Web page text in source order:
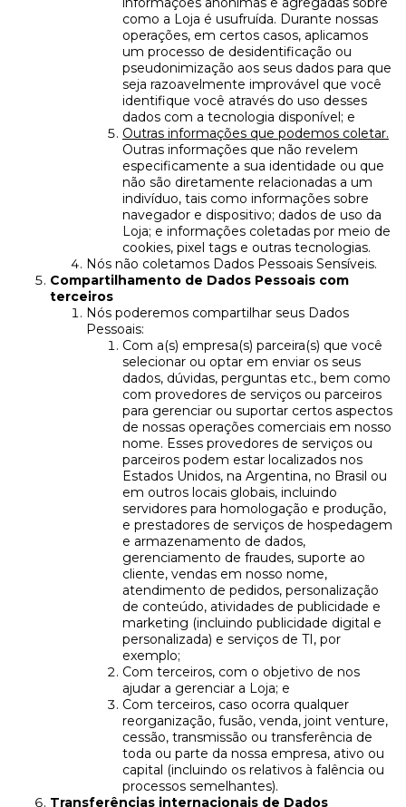
como a Loja é usufruída. Durante nossas
operações, em certos casos, aplicamos
um processo de desidentificação ou
pseudonimização aos seus dados para que
seja razoavelmente improvável que você
identifique você através do uso desses
dados com a tecnologia disponível; e
Outras informações que podemos coletar.
Outras informações que não revelem
especificamente a sua identidade ou que
não são diretamente relacionadas a um
indivíduo, tais como informações sobre
navegador e dispositivo; dados de uso da
Loja; e informações coletadas por meio de
cookies, pixel tags e outras tecnologias.
Nós não coletamos Dados Pessoais Sensíveis.
Compartilhamento de Dados Pessoais com
terceiros
Nós poderemos compartilhar seus Dados
Pessoais:
Com a(s) empresa(s) parceira(s) que você
selecionar ou optar em enviar os seus
dados, dúvidas, perguntas etc., bem como
com provedores de serviços ou parceiros
para gerenciar ou suportar certos aspectos
de nossas operações comerciais em nosso
nome. Esses provedores de serviços ou
parceiros podem estar localizados nos
Estados Unidos, na Argentina, no Brasil ou
em outros locais globais, incluindo
servidores para homologação e produção,
e prestadores de serviços de hospedagem
e armazenamento de dados,
gerenciamento de fraudes, suporte ao
cliente, vendas em nosso nome,
atendimento de pedidos, personalização
de conteúdo, atividades de publicidade e
marketing (incluindo publicidade digital e
personalizada) e serviços de TI, por
exemplo;
Com terceiros, com o objetivo de nos
ajudar a gerenciar a Loja; e
Com terceiros, caso ocorra qualquer
reorganização, fusão, venda, joint venture,
cessão, transmissão ou transferência de
toda ou parte da nossa empresa, ativo ou
capital (incluindo os relativos à falência ou
processos semelhantes).
Transferências internacionais de Dados